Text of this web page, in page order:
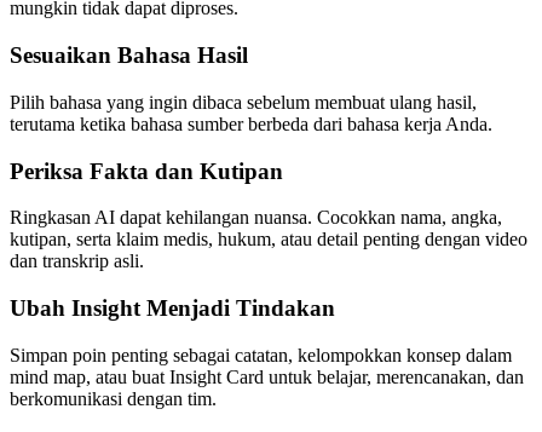
mungkin tidak dapat diproses.
Sesuaikan Bahasa Hasil
Pilih bahasa yang ingin dibaca sebelum membuat ulang hasil,
terutama ketika bahasa sumber berbeda dari bahasa kerja Anda.
Periksa Fakta dan Kutipan
Ringkasan AI dapat kehilangan nuansa. Cocokkan nama, angka,
kutipan, serta klaim medis, hukum, atau detail penting dengan video
dan transkrip asli.
Ubah Insight Menjadi Tindakan
Simpan poin penting sebagai catatan, kelompokkan konsep dalam
mind map, atau buat Insight Card untuk belajar, merencanakan, dan
berkomunikasi dengan tim.